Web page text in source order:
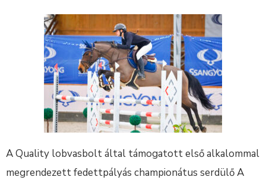
A Quality lobvasbolt által támogatott első alkalommal
megrendezett fedettpályás championátus serdülő A